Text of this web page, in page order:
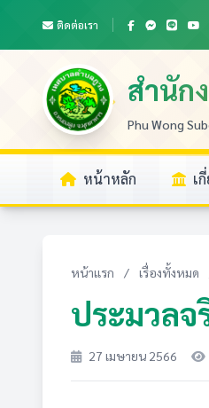
ติดต่อเรา
สำนัก
Phu Wong
หน้าหลัก เ
หน้าแรก / เรื่องทั้งหมด
ประมวลจ
27 เมษายน 2566